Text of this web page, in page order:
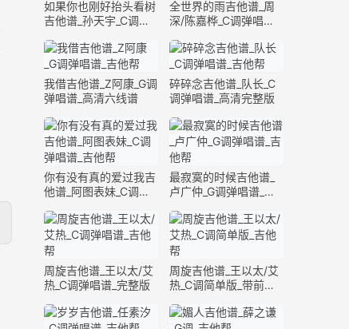
如果你也刚好抬头看树
吉他谱_孙天宇_C调弹
全世界的雨吉他谱_周
深/陈嘉桦_C调弹唱谱_
我借吉他谱_Z阿康_G调
弹唱谱_高清六线谱
碎碎念吉他谱_队长_C
调弹唱谱_高清完整版
你有没有真的爱过我吉
他谱_阿图表妹_C调弹
最寂寞的时候吉他谱_
卢广仲_G调弹唱谱_高
周旋吉他谱_王以太/艾
热_C调弹唱谱_完整版
周旋吉他谱_王以太/艾
热_C调简单版_带前奏